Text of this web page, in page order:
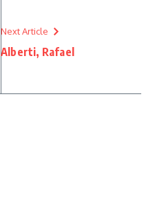
Next Article
Alberti, Rafael